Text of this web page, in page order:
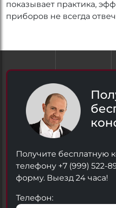
показывает практика,
приборов не всегда
Получите бесплатную
телефону +7 (999) 522-
форму. Выезд 24 часа!
Телефон: